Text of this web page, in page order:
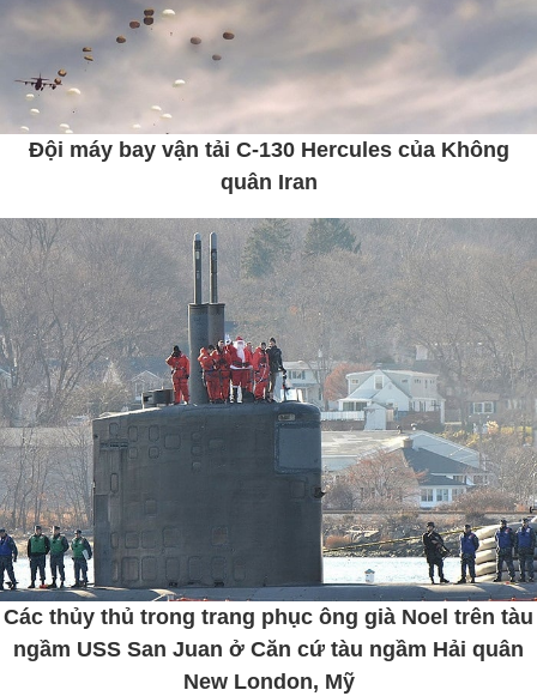
Đội máy bay vận tải C-130 Hercules của Không
quân Iran
Các thủy thủ trong trang phục ông già Noel trên tàu
ngầm USS San Juan ở Căn cứ tàu ngầm Hải quân
New London, Mỹ